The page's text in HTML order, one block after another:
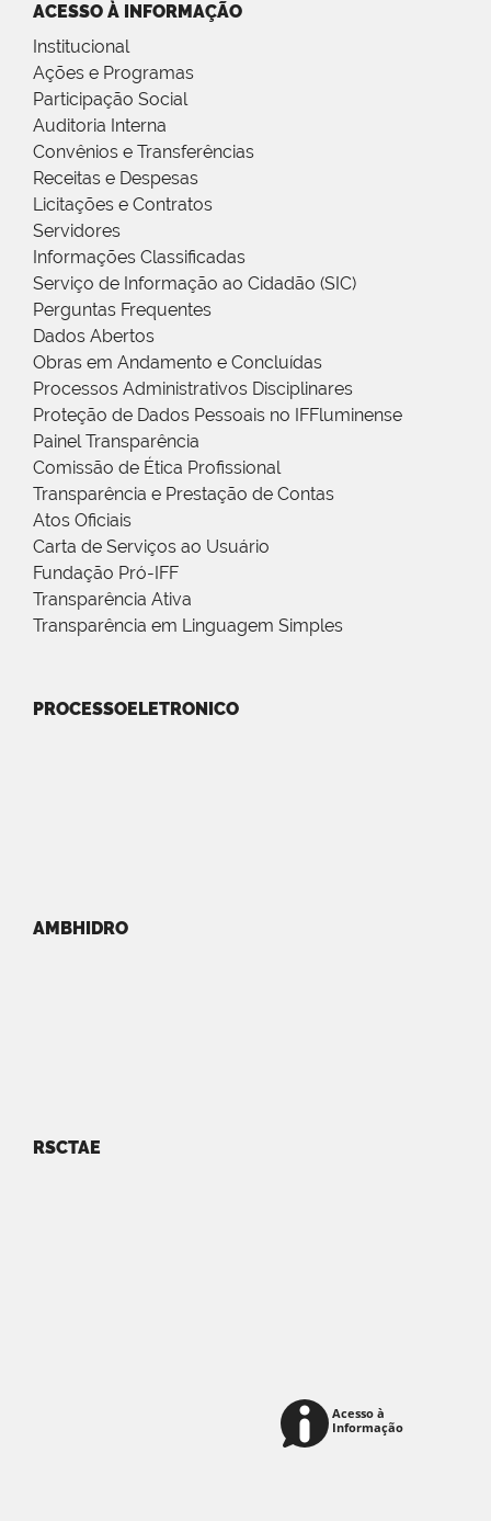
ACESSO À INFORMAÇÃO
Institucional
Ações e Programas
Participação Social
Auditoria Interna
Convênios e Transferências
Receitas e Despesas
Licitações e Contratos
Servidores
Informações Classificadas
Serviço de Informação ao Cidadão (SIC)
Perguntas Frequentes
Dados Abertos
Obras em Andamento e Concluídas
Processos Administrativos Disciplinares
Proteção de Dados Pessoais no IFFluminense
Painel Transparência
Comissão de Ética Profissional
Transparência e Prestação de Contas
Atos Oficiais
Carta de Serviços ao Usuário
Fundação Pró-IFF
Transparência Ativa
Transparência em Linguagem Simples
PROCESSOELETRONICO
AMBHIDRO
RSCTAE